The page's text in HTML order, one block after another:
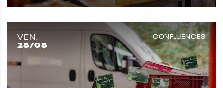
VEN.
28/08
CONFLUENCES